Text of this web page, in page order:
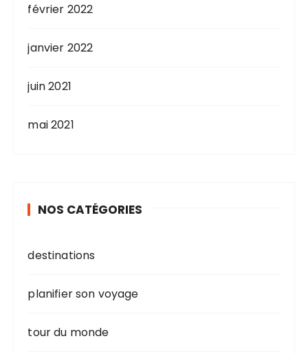
février 2022
janvier 2022
juin 2021
mai 2021
NOS CATÉGORIES
destinations
planifier son voyage
tour du monde